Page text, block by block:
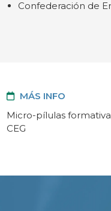
Confederación de
MÁS INFO
Micro-pílulas
CEG